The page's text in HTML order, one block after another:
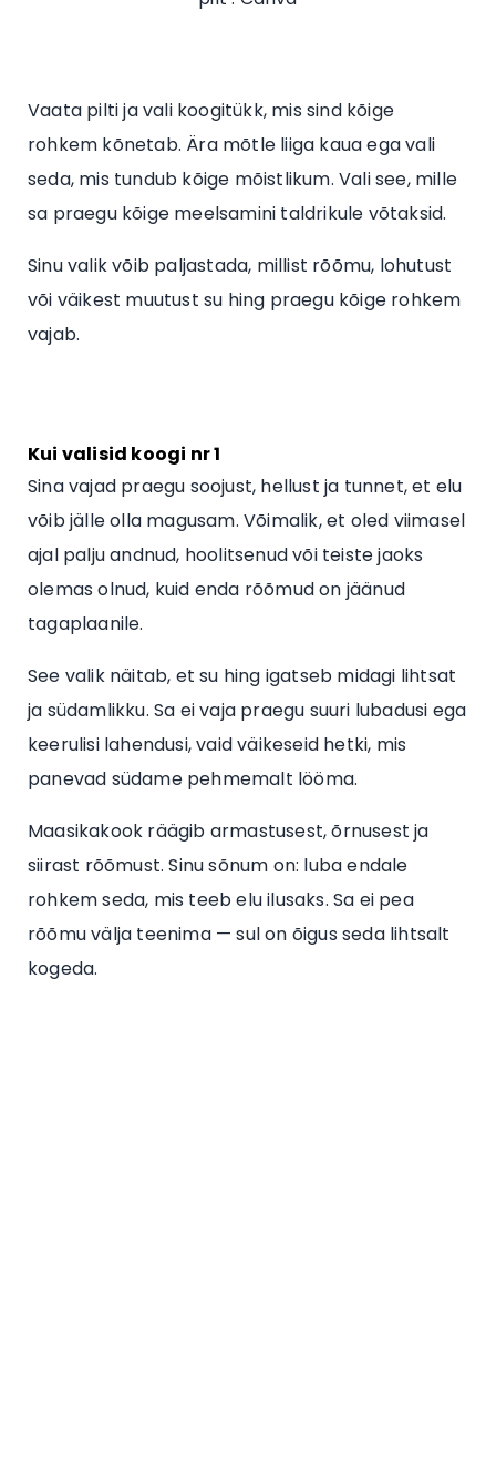
Vaata pilti ja vali koogitükk, mis sind kõige
rohkem kõnetab. Ära mõtle liiga kaua ega vali
seda, mis tundub kõige mõistlikum. Vali see, mille
sa praegu kõige meelsamini taldrikule võtaksid.
Sinu valik võib paljastada, millist rõõmu, lohutust
või väikest muutust su hing praegu kõige rohkem
vajab.
Kui valisid koogi nr 1
Sina vajad praegu soojust, hellust ja tunnet, et elu
võib jälle olla magusam. Võimalik, et oled viimasel
ajal palju andnud, hoolitsenud või teiste jaoks
olemas olnud, kuid enda rõõmud on jäänud
tagaplaanile.
See valik näitab, et su hing igatseb midagi lihtsat
ja südamlikku. Sa ei vaja praegu suuri lubadusi ega
keerulisi lahendusi, vaid väikeseid hetki, mis
panevad südame pehmemalt lööma.
Maasikakook räägib armastusest, õrnusest ja
siirast rõõmust. Sinu sõnum on: luba endale
rohkem seda, mis teeb elu ilusaks. Sa ei pea
rõõmu välja teenima — sul on õigus seda lihtsalt
kogeda.